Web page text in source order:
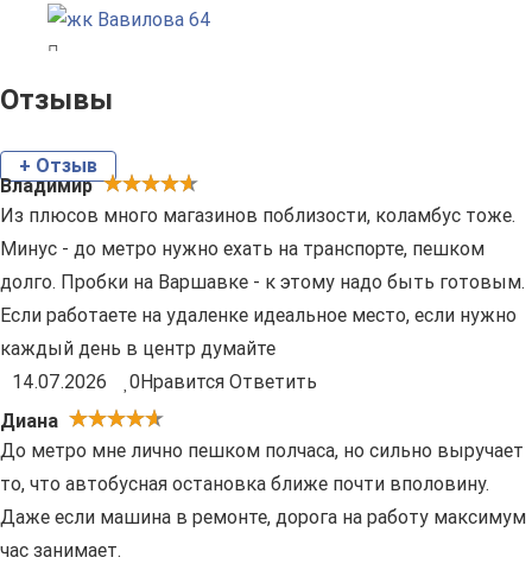
Отзывы
+ Отзыв
Владимир
Из плюсов много магазинов поблизости, коламбус тоже.
Минус - до метро нужно ехать на транспорте, пешком
долго. Пробки на Варшавке - к этому надо быть готовым.
Если работаете на удаленке идеальное место, если нужно
каждый день в центр думайте
14.07.2026
0Нравится Ответить
Диана
До метро мне лично пешком полчаса, но сильно выручает
то, что автобусная остановка ближе почти вполовину.
Даже если машина в ремонте, дорога на работу максимум
час занимает.